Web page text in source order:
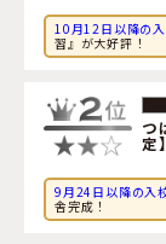
2026年8
グルメに
2026年8
旅行に興
【女性限
2026年8
10月12日以降の入
習』が大好評！
つ
定】
9月24日以降の入
舎完成！